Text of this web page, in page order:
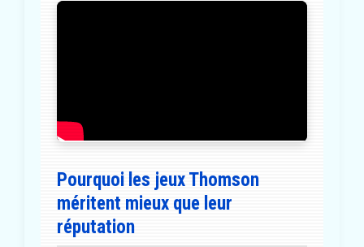
Pourquoi les jeux Thomson
méritent mieux que leur
réputation